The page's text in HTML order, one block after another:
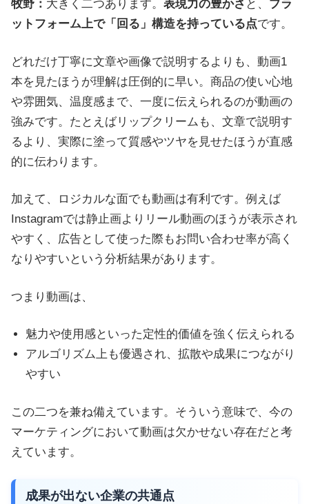
牧野： 大きく二つあります。 表現力の豊かさ と、 プラ
ットフォーム上で「回る」構造を持っている点です。
どれだけ丁寧に文章や画像で説明するよりも、動画1
本を見たほうが理解は圧倒的に早い。商品の使い心地
や雰囲気、温度感まで、一度に伝えられるのが動画の
強みです。たとえばリップクリームも、文章で説明す
るより、実際に塗って質感やツヤを見せたほうが直感
的に伝わります。
加えて、ロジカルな面でも動画は有利です。例えば
Instagramでは静止画よりリール動画のほうが表示され
やすく、広告として使った際もお問い合わせ率が高く
なりやすいという分析結果があります。
つまり動画は、
魅力や使用感といった定性的価値を強く伝えられる
アルゴリズム上も優遇され、拡散や成果につながり
やすい
この二つを兼ね備えています。そういう意味で、今の
マーケティングにおいて動画は欠かせない存在だと考
えています。
成果が出ない企業の共通点